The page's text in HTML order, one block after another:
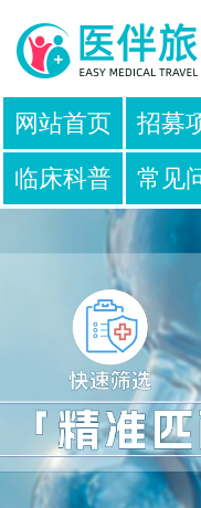
咨
询
电
400
-
001
-
2811
人
工
客
09:00
~
23:00
网站首页 招募
临床科普
常见
服务声明
联系